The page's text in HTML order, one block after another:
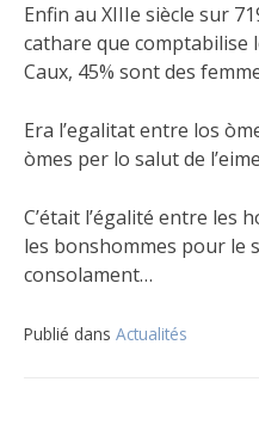
Enfin au XIIIe siècle sur
cathare que comptabilise
Caux, 45% sont des
Era l’egalitat entre los
òmes per lo salut de
C’était l’égalité entre les
les bonshommes pour le
consolament…
Publié dans Actualités